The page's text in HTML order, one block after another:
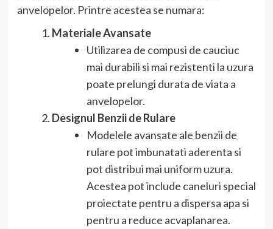
anvelopelor. Printre acestea se numara:
Materiale Avansate
Utilizarea de compusi de cauciuc
mai durabili si mai rezistenti la uzura
poate prelungi durata de viata a
anvelopelor.
Designul Benzii de Rulare
Modelele avansate ale benzii de
rulare pot imbunatati aderenta si
pot distribui mai uniform uzura.
Acestea pot include caneluri special
proiectate pentru a dispersa apa si
pentru a reduce acvaplanarea.